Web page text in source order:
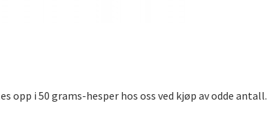
opp i 50 grams-hesper hos oss ved kjøp av odde antall.